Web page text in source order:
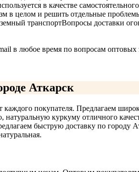
в качестве
в целом и решить отдельные
транспортВопросы доставки
в любое время по вопросам оптовых
Аткарск
каждого покупателя. Предлагаем
куркуму отличного
быструю доставку по городу